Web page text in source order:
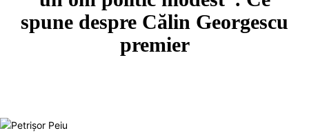
spune despre Călin Georgescu
premier